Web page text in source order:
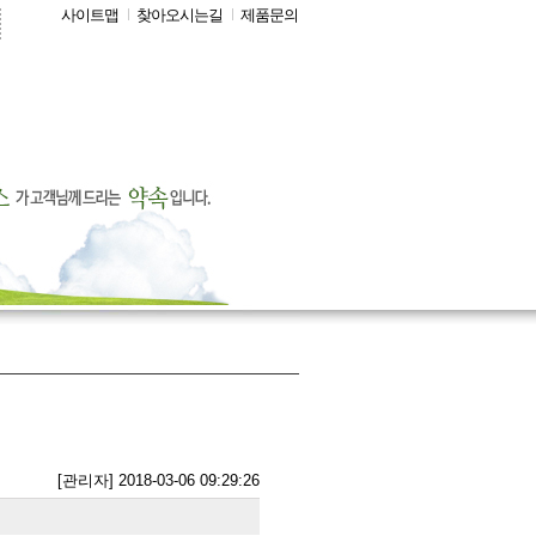
사이트맵 찾아오시는길 제품문의
[관리자] 2018-03-06 09:29:26